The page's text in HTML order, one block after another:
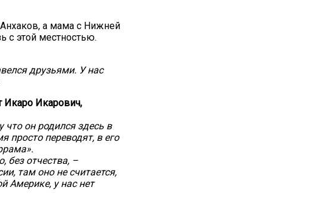
Анхаков, а мама с Нижней
с этой местностью.
друзьями. У нас
Икаро Икарович,
он родился здесь в
просто переводят, в его
без отчества, –
там оно не считается,
Америке, у нас нет